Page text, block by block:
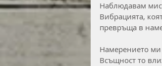
Наблюдавам
Вибрацията,
превръща в
Намерението ми
Всъщност то